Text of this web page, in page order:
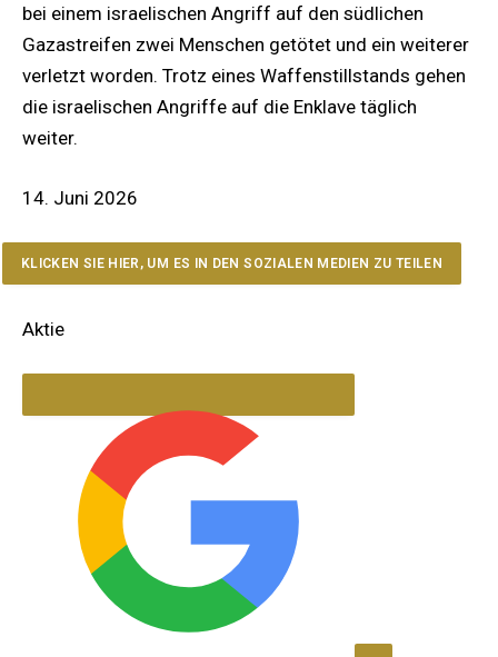
bei einem israelischen Angriff auf den südlichen
Gazastreifen zwei Menschen getötet und ein weiterer
verletzt worden. Trotz eines Waffenstillstands gehen
die israelischen Angriffe auf die Enklave täglich
weiter.
14. Juni 2026
KLICKEN SIE HIER, UM ES IN DEN SOZIALEN MEDIEN ZU TEILEN
Aktie